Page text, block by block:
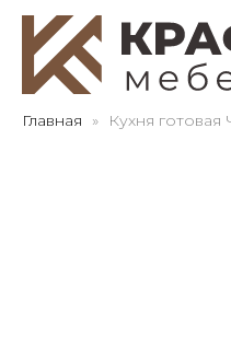
Главная Кухня